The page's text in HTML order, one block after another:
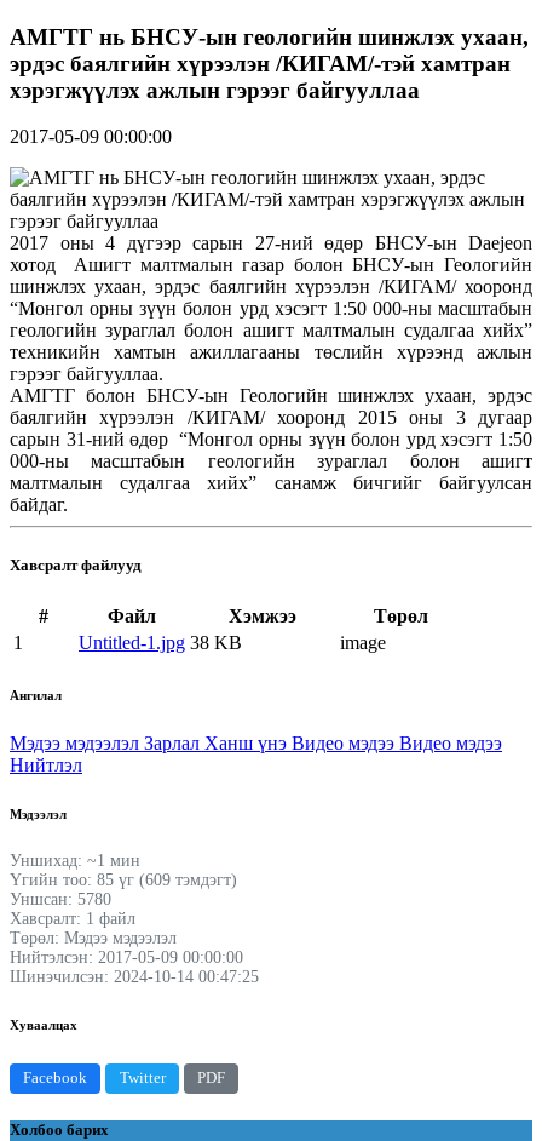
АМГТГ нь БНСУ-ын геологийн шинжлэх ухаан,
эрдэс баялгийн хүрээлэн /КИГАМ/-тэй хамтран
хэрэгжүүлэх ажлын гэрээг байгууллаа
2017-05-09 00:00:00
2017 оны 4 дүгээр сарын 27-ний өдөр БНСУ-ын Daejeon
хотод Ашигт малтмалын газар болон БНСУ-ын Геологийн
шинжлэх ухаан, эрдэс баялгийн хүрээлэн /КИГАМ/ хооронд
“Монгол орны зүүн болон урд хэсэгт 1:50 000-ны масштабын
геологийн зураглал болон ашигт малтмалын судалгаа хийх”
техникийн хамтын ажиллагааны төслийн хүрээнд ажлын
гэрээг байгууллаа.
АМГТГ болон БНСУ-ын Геологийн шинжлэх ухаан, эрдэс
баялгийн хүрээлэн /КИГАМ/ хооронд 2015 оны 3 дугаар
сарын 31-ний өдөр “Монгол орны зүүн болон урд хэсэгт 1:50
000-ны масштабын геологийн зураглал болон ашигт
малтмалын судалгаа хийх” санамж бичгийг байгуулсан
байдаг.
Хавсралт файлууд
# Файл Хэмжээ
Төрөл
1
Untitled-1.jpg 38 KB image
Ангилал
Мэдээ мэдээлэл Зарлал Ханш үнэ Видео мэдээ Видео мэдээ
Нийтлэл
Мэдээлэл
Уншихад: ~1 мин
Үгийн тоо: 85 үг (609 тэмдэгт)
Уншсан: 5780
Хавсралт: 1 файл
Төрөл: Мэдээ мэдээлэл
Нийтэлсэн: 2017-05-09 00:00:00
Шинэчилсэн: 2024-10-14 00:47:25
Хуваалцах
Facebook Twitter PDF
Холбоо барих